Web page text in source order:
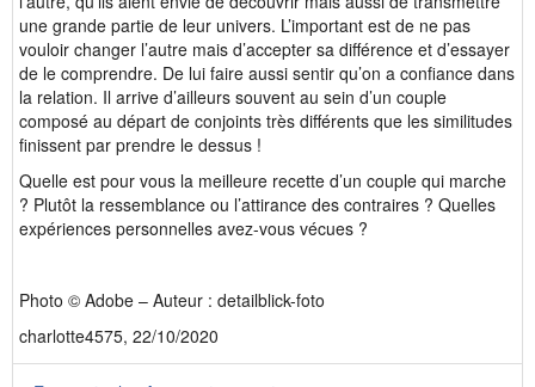
une grande partie de leur univers. L’important est de ne pas
vouloir changer l’autre mais d’accepter sa différence et d’essayer
de le comprendre. De lui faire aussi sentir qu’on a confiance dans
la relation. Il arrive d’ailleurs souvent au sein d’un couple
composé au départ de conjoints très différents que les similitudes
finissent par prendre le dessus !
Quelle est pour vous la meilleure recette d’un couple qui marche
? Plutôt la ressemblance ou l’attirance des contraires ? Quelles
expériences personnelles avez-vous vécues ?
Photo © Adobe – Auteur : detailblick-foto
charlotte4575, 22/10/2020